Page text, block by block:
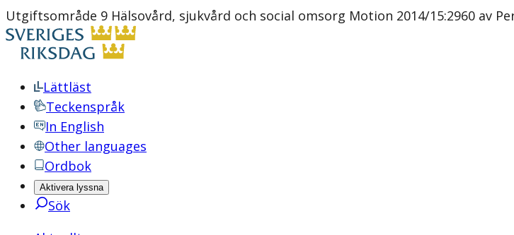
Utgiftsområde 9 Hälsovård, sjukvård och social omsorg Motion 2014/15:2960 av
Lättläst
Teckenspråk
In English
Other languages
Ordbok
Aktivera lyssna
Sök